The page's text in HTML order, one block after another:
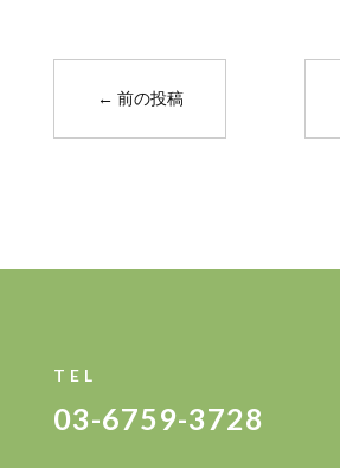
← 前の投稿
TEL
03-6759-3728